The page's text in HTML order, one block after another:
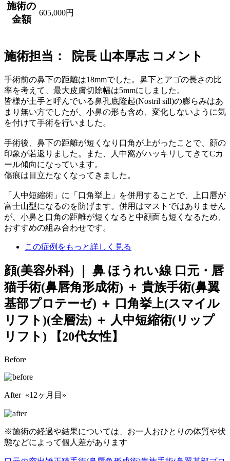
施術の
金額
605,000円
施術担当： 院長 山本厚志 コメント
手術前の鼻下の距離は18mmでした。鼻下とアゴの長さの比
率を考えて、最大皮膚切除幅は5mmにしました。
皆様が土手と呼んでいる鼻孔底隆起(Nostril sill)の膨らみはあ
まり無い方でしたが、小鼻の形も含め、変化しないように気
を付けて手術を行いました。
手術後、鼻下の距離が短くなり口角が上がったことで、顔の
印象が若返りました。また、人中窩がハッキリしてきてCカ
ール傾向になっています。
傷痕は目立たなくなってきました。
「人中短縮術」に「口角挙上」を併用することで、上口唇が
富士山型になるのを防げます。併用はマストではありません
が、小鼻と口角の距離が短くなると中顔面も短くなるため、
おすすめの組み合わせです。
この症例をもっと詳しく見る
顔(美容外科) ｜ 鼻 ほうれい線 口元・唇
猫手術(鼻唇角形成術) ＋ 貴族手術(鼻翼
基部プロテーゼ) ＋ 口角挙上(スマイル
リフト)(全層法) ＋ 人中短縮術(リップ
リフト)
【20代女性】
Before
After «12ヶ月目»
※施術の経過や結果については、お一人おひとりの体質や状
態などによって個人差があります